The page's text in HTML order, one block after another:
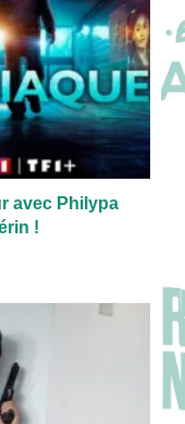
avec Philypa
!